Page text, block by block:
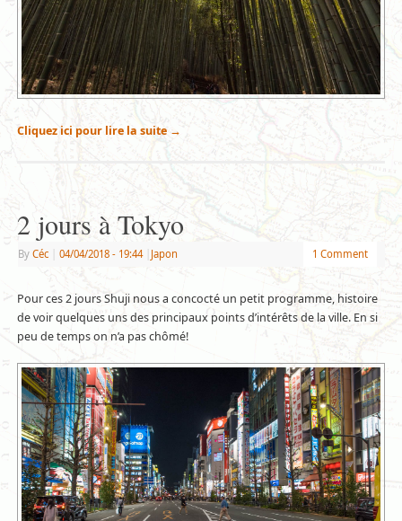
Cliquez ici pour lire la suite →
2 jours à Tokyo
By Céc 04/04/2018 - 19:44 Japon 1 Comment
Pour ces 2 jours Shuji nous a concocté un petit programme, histoire
de voir quelques uns des principaux points d’intérêts de la ville. En si
peu de temps on n’a pas chômé!